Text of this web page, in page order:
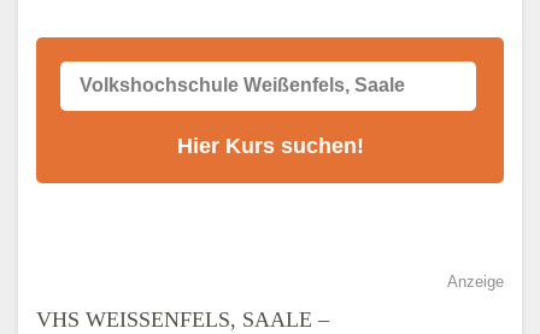
Alternativen zum VHS Programm 2026 in
Anzeige
VHS WEISSENFELS, SAALE – Ö